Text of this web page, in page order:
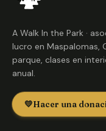
A Walk In the Park ·
lucro en Maspalomas,
parque, clases en
anual.
💛Hacer una